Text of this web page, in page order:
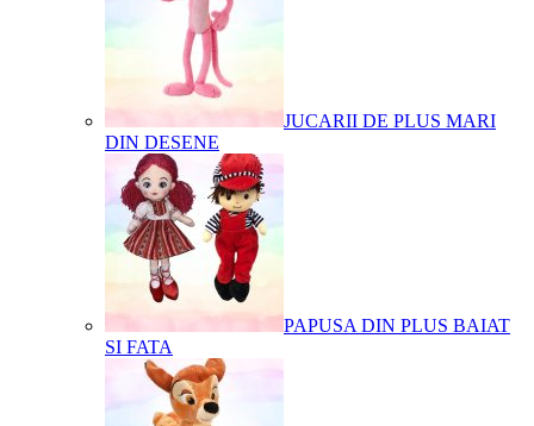
JUCARII DE PLUS MARI
DIN DESENE
PAPUSA DIN PLUS BAIAT
SI FATA